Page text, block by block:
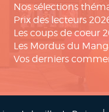
Nos sélections
Prix des lecteurs
Les coups de coeur
Les Mordus du
Vos derniers